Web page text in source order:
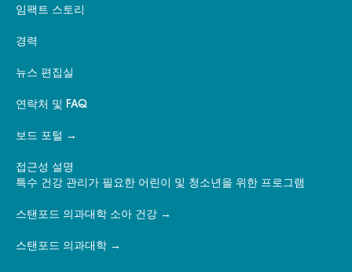
임팩트 스토리
경력
뉴스 편집실
연락처 및 FAQ
보드 포털
접근성 설명
특수 건강 관리가 필요한 어린이 및 청소년을 위한 프로그램
스탠포드 의과대학 소아 건강
스탠포드 의과대학